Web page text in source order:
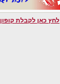
לחץ כאן לקבלת קופון 7 דקות מתנה